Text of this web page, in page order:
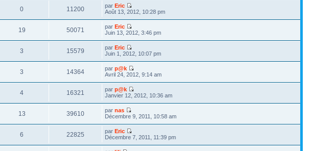
0 11200 parEric
Août 13, 2012, 10:28 pm
19 50071 parEric
Juin 13, 2012, 3:46 pm
3 15579 parEric
Juin 1, 2012, 10:07 pm
3 14364 parp@k
Avril 24, 2012, 9:14 am
4 16321 parp@k
Janvier 12, 2012, 10:36 am
13 39610 parnas
Décembre 9, 2011, 10:58 am
6 22825 parEric
Décembre 7, 2011, 11:39 pm